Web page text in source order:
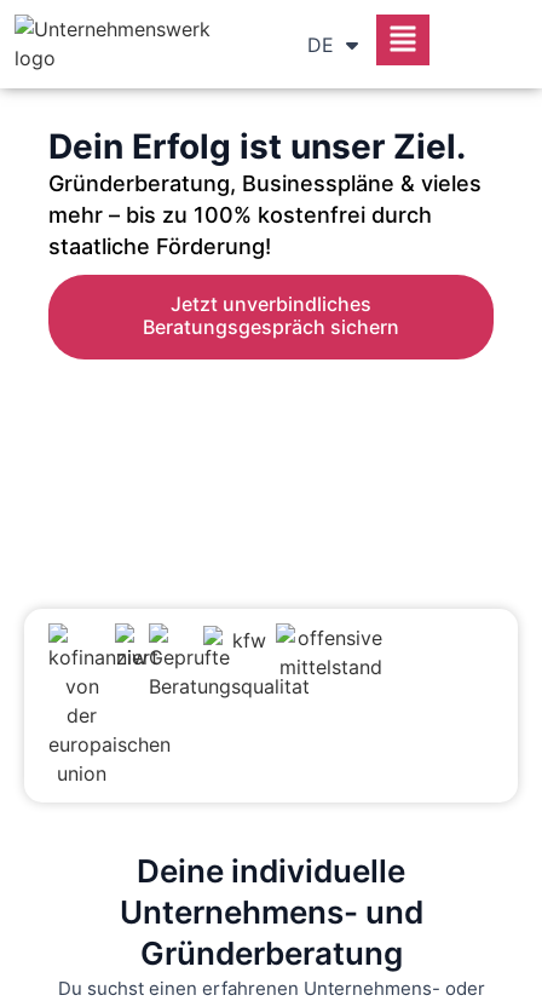
DE
SR
Dein Erfolg ist unser Ziel.
Gründerberatung, Businesspläne & vieles
mehr – bis zu 100% kostenfrei durch
staatliche Förderung!
Jetzt unverbindliches
Beratungsgespräch sichern
Deine individuelle
Unternehmens- und
Gründerberatung
Du suchst einen erfahrenen Unternehmens- oder